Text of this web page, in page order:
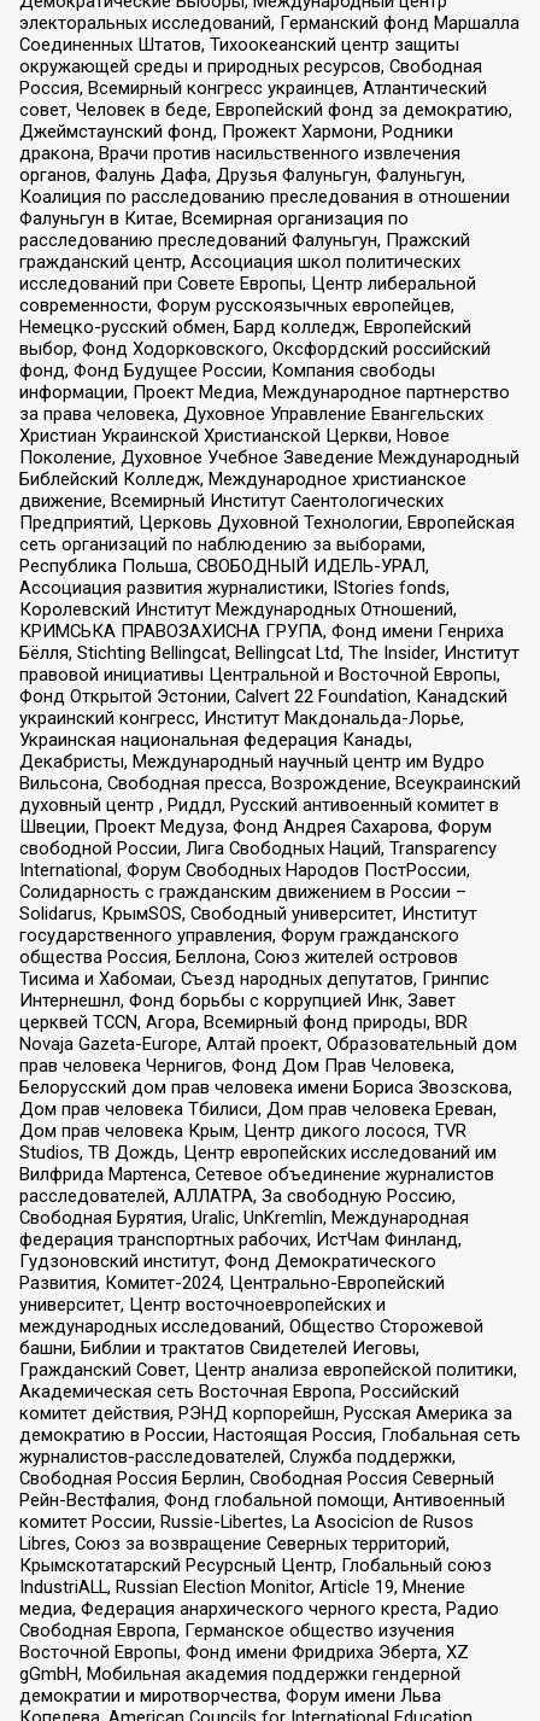
электоральных исследований, Германский фонд Маршалла
Соединенных Штатов, Тихоокеанский центр защиты
окружающей среды и природных ресурсов, Свободная
Россия, Всемирный конгресс украинцев, Атлантический
совет, Человек в беде, Европейский фонд за демократию,
Джеймстаунский фонд, Прожект Хармони, Родники
дракона, Врачи против насильственного извлечения
органов, Фалунь Дафа, Друзья Фалуньгун, Фалуньгун,
Коалиция по расследованию преследования в отношении
Фалуньгун в Китае, Всемирная организация по
расследованию преследований Фалуньгун, Пражский
гражданский центр, Ассоциация школ политических
исследований при Совете Европы, Центр либеральной
современности, Форум русскоязычных европейцев,
Немецко-русский обмен, Бард колледж, Европейский
выбор, Фонд Ходорковского, Оксфордский российский
фонд, Фонд Будущее России, Компания свободы
информации, Проект Медиа, Международное партнерство
за права человека, Духовное Управление Евангельских
Христиан Украинской Христианской Церкви, Новое
Поколение, Духовное Учебное Заведение Международный
Библейский Колледж, Международное христианское
движение, Всемирный Институт Саентологических
Предприятий, Церковь Духовной Технологии, Европейская
сеть организаций по наблюдению за выборами,
Республика Польша, СВОБОДНЫЙ ИДЕЛЬ-УРАЛ,
Ассоциация развития журналистики, IStories fonds,
Королевский Институт Международных Отношений,
КРИМСЬКА ПРАВОЗАХИСНА ГРУПА, Фонд имени Генриха
Бёлля, Stichting Bellingcat, Bellingcat Ltd, The Insider, Институт
правовой инициативы Центральной и Восточной Европы,
Фонд Открытой Эстонии, Calvert 22 Foundation, Канадский
украинский конгресс, Институт Макдональда-Лорье,
Украинская национальная федерация Канады,
Декабристы, Международный научный центр им Вудро
Вильсона, Свободная пресса, Возрождение, Всеукраинский
духовный центр , Риддл, Русский антивоенный комитет в
Швеции, Проект Медуза, Фонд Андрея Сахарова, Форум
свободной России, Лига Свободных Наций, Transparеncy
International, Форум Свободных Народов ПостРоссии,
Солидарность с гражданским движением в России –
Solidarus, КрымSOS, Свободный университет, Институт
государственного управления, Форум гражданского
общества Россия, Беллона, Союз жителей островов
Тисима и Хабомаи, Съезд народных депутатов, Гринпис
Интернешнл, Фонд борьбы с коррупцией Инк, Завет
церквей TCCN, Агора, Всемирный фонд природы, BDR
Novaja Gazeta-Europe, Алтай проект, Образовательный дом
прав человека Чернигов, Фонд Дом Прав Человека,
Белорусский дом прав человека имени Бориса Звозскова,
Дом прав человека Тбилиси, Дом прав человека Ереван,
Дом прав человека Крым, Центр дикого лосося, TVR
Studios, ТВ Дождь, Центр европейских исследований им
Вилфрида Мартенса, Сетевое объединение журналистов
расследователей, АЛЛАТРА, За свободную Россию,
Свободная Бурятия, Uralic, UnKremlin, Международная
федерация транспортных рабочих, ИстЧам Финланд,
Гудзоновский институт, Фонд Демократического
Развития, Комитет-2024, Центрально-Европейский
университет, Центр восточноевропейских и
международных исследований, Общество Сторожевой
башни, Библии и трактатов Свидетелей Иеговы,
Гражданский Совет, Центр анализа европейской политики,
Академическая сеть Восточная Европа, Российский
комитет действия, РЭНД корпорейшн, Русская Америка за
демократию в России, Настоящая Россия, Глобальная сеть
журналистов-расследователей, Служба поддержки,
Свободная Россия Берлин, Свободная Россия Северный
Рейн-Вестфалия, Фонд глобальной помощи, Антивоенный
комитет России, Russie-Libertes, La Asocicion de Rusos
Libres, Союз за возвращение Северных территорий,
Крымскотатарский Ресурсный Центр, Глобальный союз
IndustriALL, Russian Election Monitor, Article 19, Мнение
медиа, Федерация анархического черного креста, Радио
Свободная Европа, Германское общество изучения
Восточной Европы, Фонд имени Фридриха Эберта, XZ
gGmbH, Мобильная академия поддержки гендерной
демократии и миротворчества, Форум имени Льва